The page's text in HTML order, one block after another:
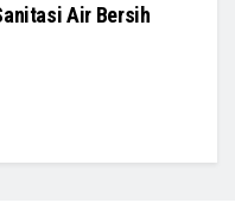
Air Bersih